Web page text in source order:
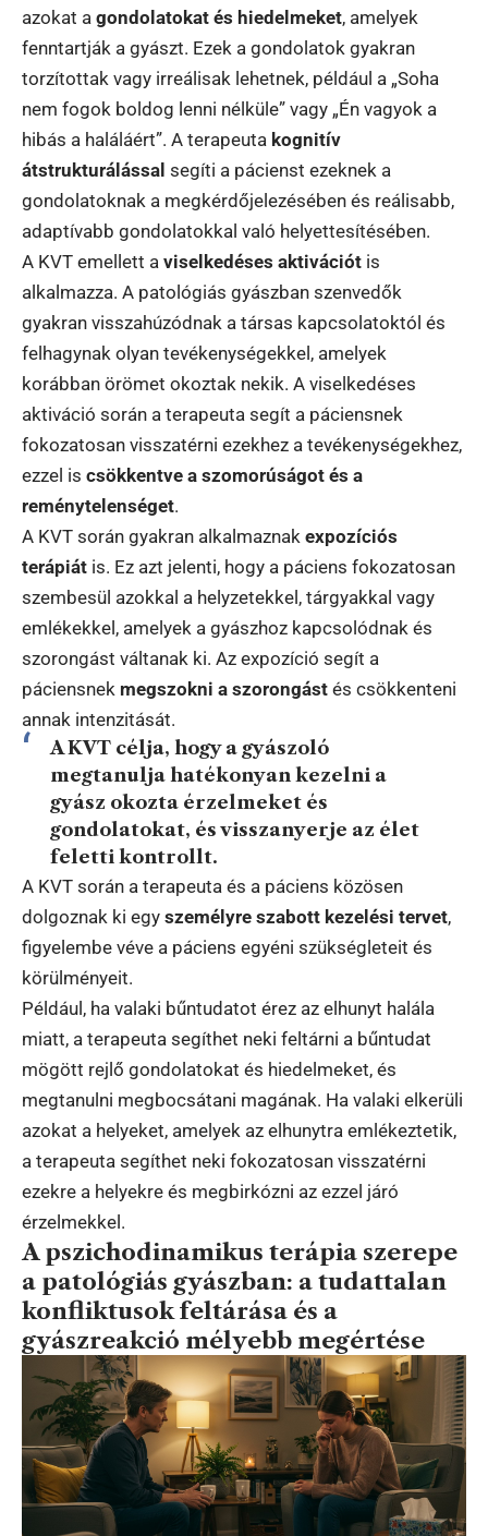
azokat a gondolatokat és hiedelmeket, amelyek
fenntartják a gyászt. Ezek a gondolatok gyakran
torzítottak vagy irreálisak lehetnek, például a „Soha
nem fogok boldog lenni nélküle” vagy „Én vagyok a
hibás a haláláért”. A terapeuta kognitív
átstrukturálással segíti a pácienst ezeknek a
gondolatoknak a megkérdőjelezésében és reálisabb,
adaptívabb gondolatokkal való helyettesítésében.
A KVT emellett a viselkedéses aktivációt is
alkalmazza. A patológiás gyászban szenvedők
gyakran visszahúzódnak a társas kapcsolatoktól és
felhagynak olyan tevékenységekkel, amelyek
korábban örömet okoztak nekik. A viselkedéses
aktiváció során a terapeuta segít a páciensnek
fokozatosan visszatérni ezekhez a tevékenységekhez,
ezzel is csökkentve a szomorúságot és a
reménytelenséget.
A KVT során gyakran alkalmaznak expozíciós
terápiát is. Ez azt jelenti, hogy a páciens fokozatosan
szembesül azokkal a helyzetekkel, tárgyakkal vagy
emlékekkel, amelyek a gyászhoz kapcsolódnak és
szorongást váltanak ki. Az expozíció segít a
páciensnek megszokni a szorongást és csökkenteni
annak intenzitását.
A KVT célja, hogy a gyászoló
megtanulja hatékonyan kezelni a
gyász okozta érzelmeket és
gondolatokat, és visszanyerje az élet
feletti kontrollt.
A KVT során a terapeuta és a páciens közösen
dolgoznak ki egy személyre szabott kezelési tervet,
figyelembe véve a páciens egyéni szükségleteit és
körülményeit.
Például, ha valaki bűntudatot érez az elhunyt halála
miatt, a terapeuta segíthet neki feltárni a bűntudat
mögött rejlő gondolatokat és hiedelmeket, és
megtanulni megbocsátani magának. Ha valaki elkerüli
azokat a helyeket, amelyek az elhunytra emlékeztetik,
a terapeuta segíthet neki fokozatosan visszatérni
ezekre a helyekre és megbirkózni az ezzel járó
érzelmekkel.
A pszichodinamikus terápia szerepe
a patológiás gyászban: a tudattalan
konfliktusok feltárása és a
gyászreakció mélyebb megértése